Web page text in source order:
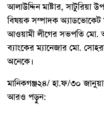
আলাউদ্দিন মাষ্টার,
বিষয়ক সম্পাদক অ্যাডভোকেট
আওয়ামী লীগের সভপতি মো.
ব্যাংকের ম্যানেজার মো.
অনেকে।
মানিকগঞ্জ২৪/ হা.ফ/৩০
আরও পড়ুন: